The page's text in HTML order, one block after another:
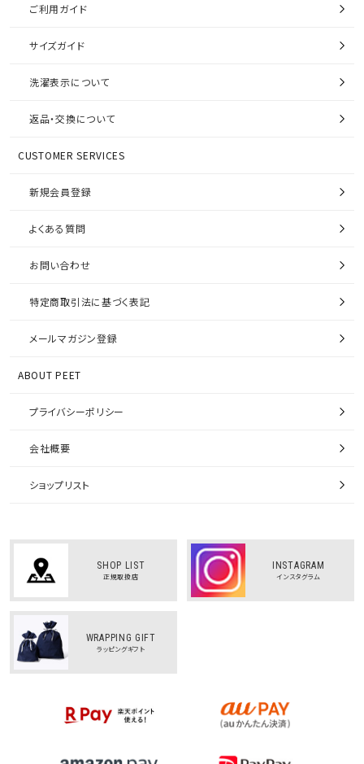
ご利用ガイド
サイズガイド
洗濯表示について
返品・交換について
CUSTOMER SERVICES
新規会員登録
よくある質問
お問い合わせ
特定商取引法に基づく表記
メールマガジン登録
ABOUT PEET
プライバシーポリシー
会社概要
ショップリスト
SHOP LIST
正規取扱店
INSTAGRAM
インスタグラム
WRAPPING GIFT
ラッピングギフト